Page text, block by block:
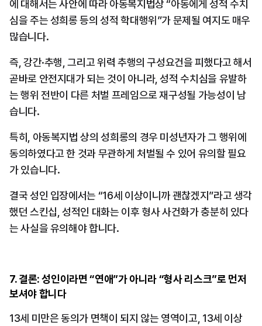
에 대해서는 사안에 따라 아동복지법상 “아동에게 성적 수치
심을 주는 성희롱 등의 성적 학대행위”가 문제될 여지도 매우
많습니다.
즉, 강간·추행, 그리고 위력 추행의 구성요건을 피했다고 해서
곧바로 안전지대가 되는 것이 아니라, 성적 수치심을 유발하
는 행위 전반이 다른 처벌 프레임으로 재구성될 가능성이 남
습니다.
특히, 아동복지법 상의 성희롱의 경우 미성년자가 그 행위에
동의하였다고 한 것과 무관하게 처벌될 수 있어 유의할 필요
가 있습니다.
결국 성인 입장에서는 “16세 이상이니까 괜찮겠지”라고 생각
했던 스킨십, 성적인 대화는 이후 형사 사건화가 충분히 있다
는 사실을 유의해야 합니다.
7. 결론: 성인이라면 “연애”가 아니라 “형사 리스크”로 먼저
보셔야 합니다
13세 미만은 동의가 면책이 되지 않는 영역이고, 13세 이상